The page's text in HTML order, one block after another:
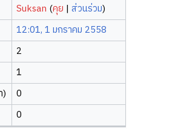
Suksan (คุย |ส่วนร่วม)
12:01, 1 มกราคม 2558
2
1
0
0